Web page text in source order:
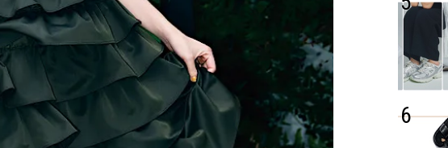
BEAUTY Aug, 5, 2026
夏の深刻なくすみ・色ムラにア
プローチ！【透明感を底上げ】
神コスメ３選 | CLASSY.[クラッシ
ィ]
Jul, 13, 2026
WEDDING
【結婚式のお呼ばれバッグ最新
事情】アンテプリマ、プラダetc.
「小さくても収納力あり」が条
件！ | CLASSY.[クラッシィ]
WEDDING May, 20, 2026